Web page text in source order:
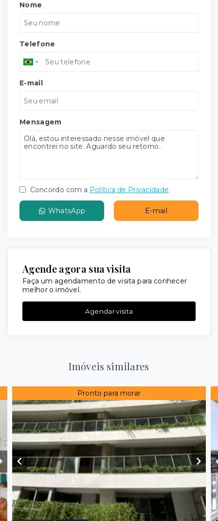
Nome
Telefone
E-mail
Mensagem
Concordo com a Política de Privacidade
WhatsApp E-mail
Agende agora sua visita
Faça um agendamento de visita para conhecer
melhor o imóvel.
Agendar visita
Imóveis similares
Pronto para morar